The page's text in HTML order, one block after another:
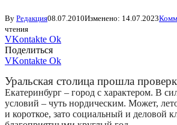
By Редакция08.07.2010Изменено: 14.07.2023
чтения
VKontakte Ok
Поделиться
VKontakte Ok
Уральская столица прошла
Екатеринбург – город с характером. В
условий – чуть нордическим. Может,
и короткое, зато социальный и деловой